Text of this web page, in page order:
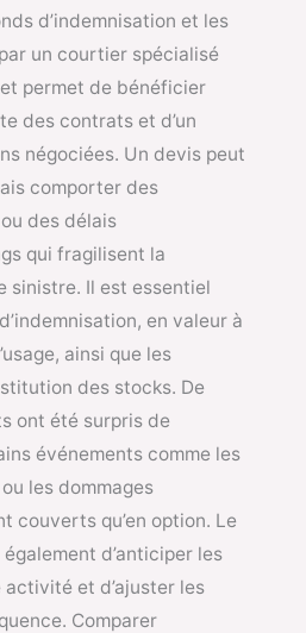
d’indemnisation et les
un courtier spécialisé
permet de bénéficier
des contrats et d’un
négociées. Un devis peut
comporter des
des délais
qui fragilisent la
sinistre. Il est essentiel
en valeur à
ainsi que les
des stocks. De
ont été surpris de
événements comme les
les dommages
couverts qu’en option. Le
d’anticiper les
et d’ajuster les
Comparer